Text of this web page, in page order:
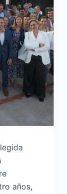
años,